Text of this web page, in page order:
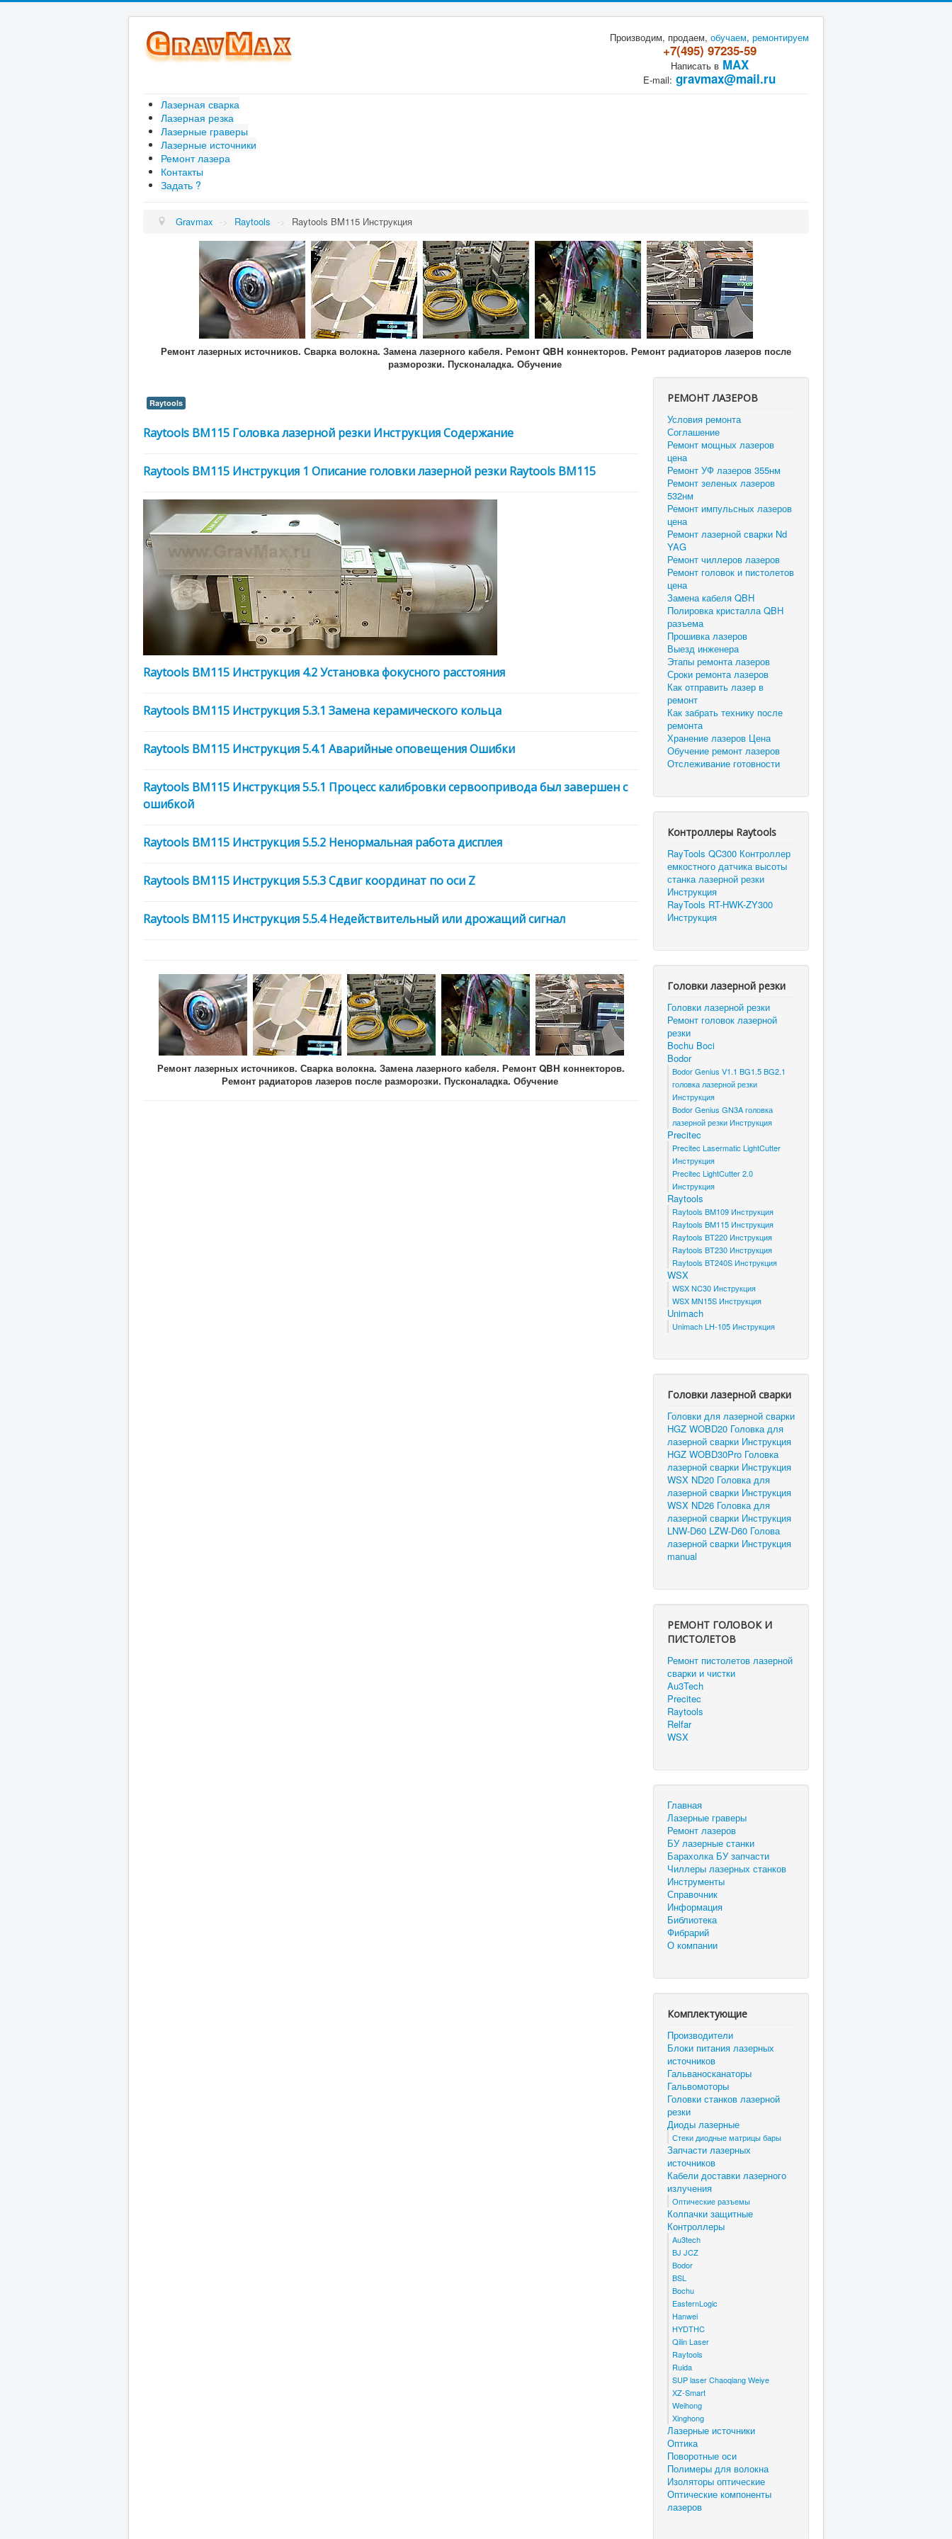
Производим, продаем, обучаем, ремонтируем
+7(495) 97235-59
Написать в MAX
E-mail: gravmax@mail.ru
Лазерная сварка
Лазерная резка
Лазерные граверы
Лазерные источники
Ремонт лазера
Контакты
Задать ?
Gravmax -> Raytools -> Raytools BM115 Инструкция
Ремонт лазерных источников. Сварка волокна. Замена лазерного кабеля. Ремонт QBH коннекторов. Ремонт радиаторов лазеров после
разморозки. Пусконаладка. Обучение
Raytools
Raytools BM115 Головка лазерной резки Инструкция Содержание
Raytools BM115 Инструкция 1 Описание головки лазерной резки Raytools BM115
Raytools BM115 Инструкция 4.2 Установка фокусного расстояния
Raytools BM115 Инструкция 5.3.1 Замена керамического кольца
Raytools BM115 Инструкция 5.4.1 Аварийные оповещения Ошибки
Raytools BM115 Инструкция 5.5.1 Процесс калибровки сервoопривода был завершен с
ошибкой
Raytools BM115 Инструкция 5.5.2 Ненормальная работа дисплея
Raytools BM115 Инструкция 5.5.3 Сдвиг координат по оси Z
Raytools BM115 Инструкция 5.5.4 Недействительный или дрожащий сигнал
Ремонт лазерных источников. Сварка волокна. Замена лазерного кабеля. Ремонт QBH коннекторов.
Ремонт радиаторов лазеров после разморозки. Пусконаладка. Обучение
РЕМОНТ ЛАЗЕРОВ
Условия ремонта
Соглашение
Ремонт мощных лазеров
цена
Ремонт УФ лазеров 355нм
Ремонт зеленых лазеров
532нм
Ремонт импульсных лазеров
цена
Ремонт лазерной сварки Nd
YAG
Ремонт чиллеров лазеров
Ремонт головок и пистолетов
цена
Замена кабеля QBH
Полировка кристалла QBH
разъема
Прошивка лазеров
Выезд инженера
Этапы ремонта лазеров
Сроки ремонта лазеров
Как отправить лазер в
ремонт
Как забрать технику после
ремонта
Хранение лазеров Цена
Обучение ремонт лазеров
Отслеживание готовности
Контроллеры Raytools
RayTools QC300 Контроллер
емкостного датчика высоты
станка лазерной резки
Инструкция
RayTools RT-HWK-ZY300
Инструкция
Головки лазерной резки
Головки лазерной резки
Ремонт головок лазерной
резки
Bochu Boci
Bodor
Bodor Genius V1.1 BG1.5 BG2.1
головка лазерной резки
Инструкция
Bodor Genius GN3A головка
лазерной резки Инструкция
Precitec
Precitec Lasermatic LightCutter
Инструкция
Precitec LightCutter 2.0
Инструкция
Raytools
Raytools BM109 Инструкция
Raytools BM115 Инструкция
Raytools BT220 Инструкция
Raytools BT230 Инструкция
Raytools BT240S Инструкция
WSX
WSX NC30 Инструкция
WSX MN15S Инструкция
Unimach
Unimach LH-105 Инструкция
Головки лазерной сварки
Головки для лазерной сварки
HGZ WOBD20 Головка для
лазерной сварки Инструкция
HGZ WOBD30Pro Головка
лазерной сварки Инструкция
WSX ND20 Головка для
лазерной сварки Инструкция
WSX ND26 Головка для
лазерной сварки Инструкция
LNW-D60 LZW-D60 Голова
лазерной сварки Инструкция
manual
РЕМОНТ ГОЛОВОК И
ПИСТОЛЕТОВ
Ремонт пистолетов лазерной
сварки и чистки
Au3Tech
Precitec
Raytools
Relfar
WSX
Главная
Лазерные граверы
Ремонт лазеров
БУ лазерные станки
Барахолка БУ запчасти
Чиллеры лазерных станков
Инструменты
Справочник
Информация
Библиотека
Фибрарий
О компании
Комплектующие
Производители
Блоки питания лазерных
источников
Гальваносканаторы
Гальвомоторы
Головки станков лазерной
резки
Диоды лазерные
Стеки диодные матрицы бары
Запчасти лазерных
источников
Кабели доставки лазерного
излучения
Оптические разъемы
Колпачки защитные
Контроллеры
Au3tech
BJ JCZ
Bodor
BSL
Bochu
EasternLogic
Hanwei
HYDTHC
Qilin Laser
Raytools
Ruida
SUP laser Chaoqiang Weiye
XZ-Smart
Weihong
Xinghong
Лазерные источники
Оптика
Поворотные оси
Полимеры для волокна
Изоляторы оптические
Оптические компоненты
лазеров